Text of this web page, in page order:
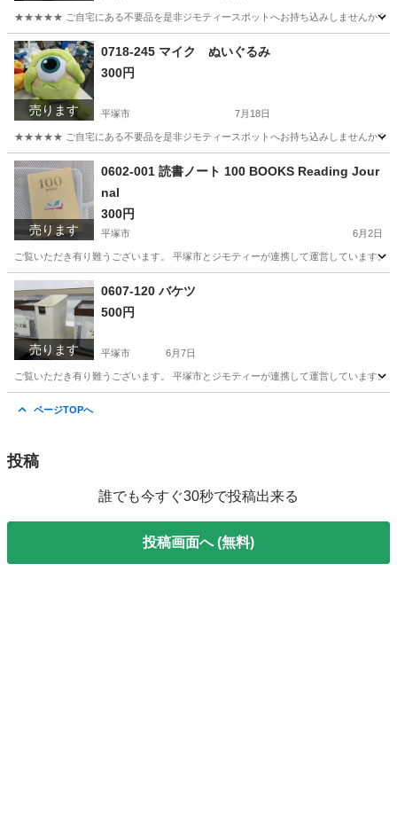
★★★★★ ご自宅にある不要品を是非ジモティースポットへお持ち込みしませんか？
神奈川 平塚市 クリアファイル
売ります
0718-245 マイク ぬいぐるみ
300円
平塚市 7月18日
★★★★★ ご自宅にある不要品を是非ジモティースポットへお持ち込みしませんか？
神奈川 平塚市 おもちゃ マイク
売ります
0602-001 読書ノート 100 BOOKS Reading Jour
nal
300円
平塚市 6月2日
ご覧いただき有り難うございます。 平塚市とジモティーが連携して運営していま
神奈川 平塚市 リユース
売ります
0607-120 バケツ
500円
平塚市 6月7日
ご覧いただき有り難うございます。 平塚市とジモティーが連携して運営していま
ページTOPへ
投稿
誰でも今すぐ30秒で投稿出来る
投稿画面へ (無料)